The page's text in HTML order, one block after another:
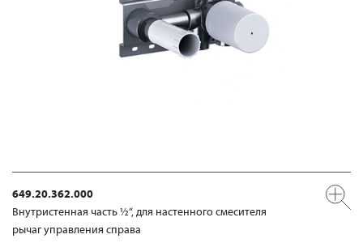
649.20.362.000
Внутристенная часть ½“, для настенного смесителя
рычаг управления справа